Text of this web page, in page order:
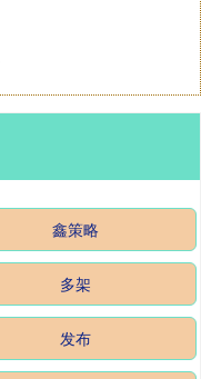
鑫策略
多架
发布